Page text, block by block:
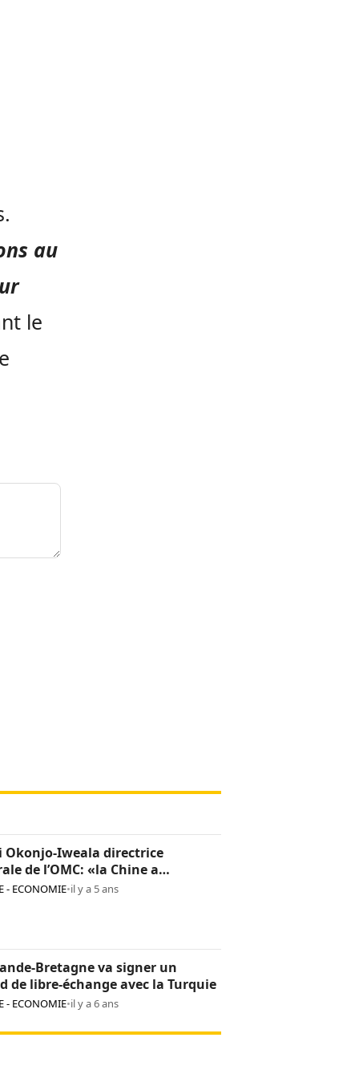
au
le
Okonjo-Iweala directrice
de l’OMC: «la Chine a
confiance en elle»
- ECONOMIE•il y a 5 ans
Bretagne va signer un
de libre-échange avec la Turquie
- ECONOMIE•il y a 6 ans